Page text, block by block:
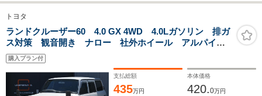
トヨタ
ランドクルーザー60 4.0 GX 4WD 4.0Lガソリン 排ガ
ス対策 観音開き ナロー 社外ホイール アルパイン
モニター carplay バックカメラ HDMI JBL16セン
チスピーカー アルパインサブウーハー 整備点検済
み キーレス
購入プラン付
支払総額
435万円
本体価格
420.0万円